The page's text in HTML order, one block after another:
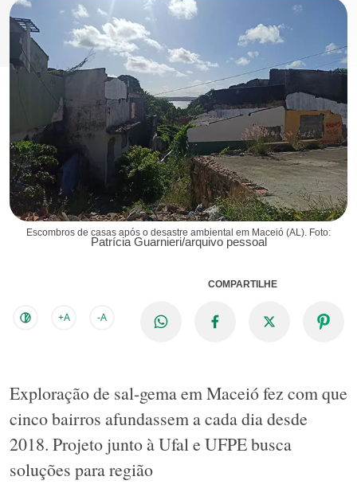
Escombros de casas após o desastre ambiental em Maceió (AL). Foto:
Patrícia Guarnieri/arquivo pessoal
+A -A
COMPARTILHE
Exploração de sal-gema em Maceió fez com que
cinco bairros afundassem a cada dia desde
2018. Projeto junto à Ufal e UFPE busca
soluções para região